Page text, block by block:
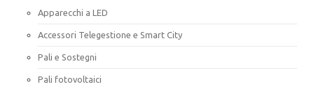
Apparecchi a LED
Accessori Telegestione e Smart City
Pali e Sostegni
Pali fotovoltaici